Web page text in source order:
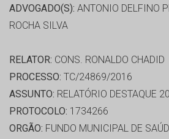
ADVOGADO(S): ANTONIO DELFINO
ROCHA SILVA
RELATOR: CONS. RONALDO CHADID
PROCESSO: TC/24869/2016
ASSUNTO: RELATÓRIO DESTAQUE
PROTOCOLO: 1734266
ORGÃO: FUNDO MUNICIPAL DE